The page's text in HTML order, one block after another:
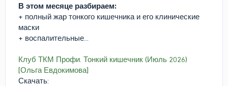
В этом месяце разбираем:
+ полный жар тонкого кишечника и его клинические
маски
+ воспалительные...
Клуб ТКМ Профи. Тонкий кишечник (Июль 2026)
[Ольга Евдокимова]
Скачать: